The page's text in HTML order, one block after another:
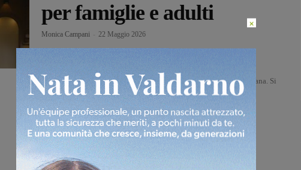
per famiglie e adulti
Monica Campani 22 Maggio 2026
Valdarno apre i propri spazi ad "Amico Museo", la campagna di
promozione del patrimonio museale promossa dalla Regione Toscana. Si
tratta di un programma di attività pensato per coinvolgere...
×